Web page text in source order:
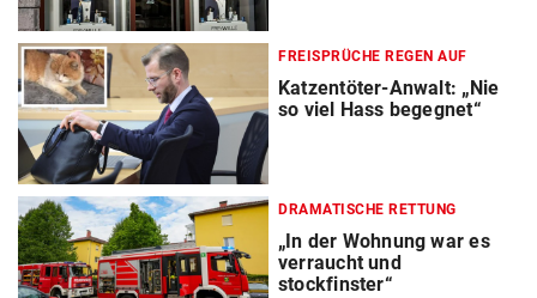
FREISPRÜCHE REGEN AUF
Katzentöter-Anwalt: „Nie
so viel Hass begegnet“
DRAMATISCHE RETTUNG
„In der Wohnung war es
verraucht und
stockfinster“